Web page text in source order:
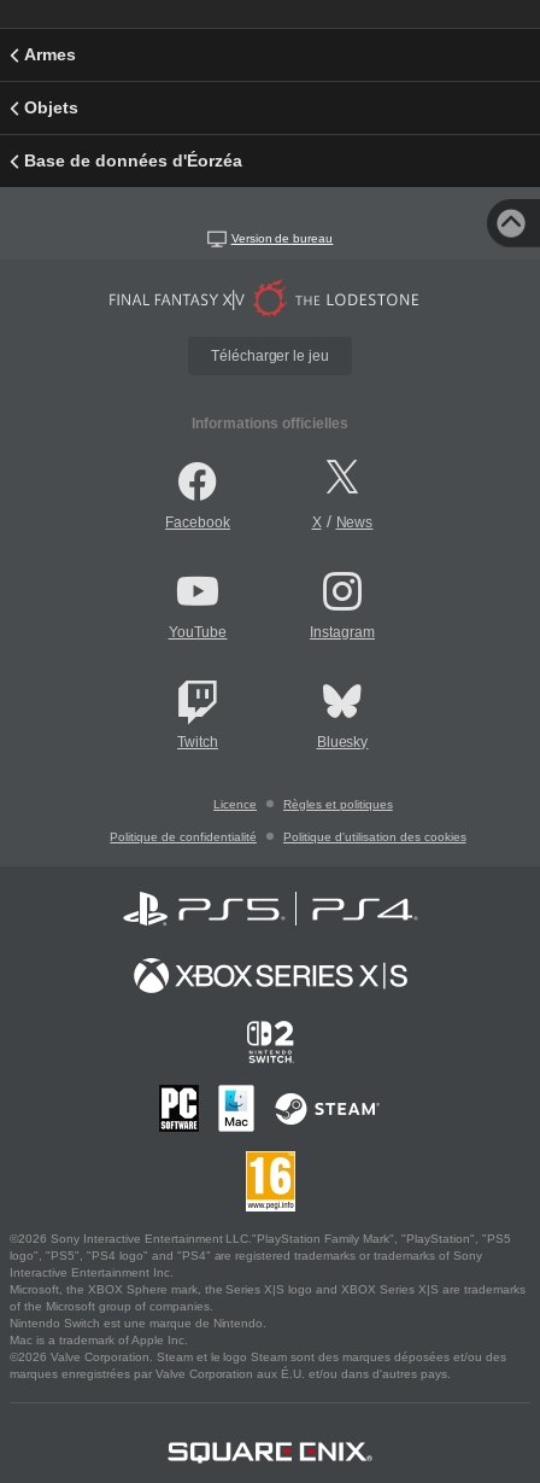
Armes
Objets
Base de données d'Éorzéa
Version de bureau
Télécharger le jeu
Informations officielles
Facebook X/ News
YouTube Instagram
Twitch Bluesky
Licence Règles et politiques
Politique de confidentialité Politique d'utilisation des cookies
©2026 Sony Interactive Entertainment LLC."PlayStation Family Mark", "PlayStation", "PS5
logo", "PS5", "PS4 logo" and "PS4" are registered trademarks or trademarks of Sony
Interactive Entertainment Inc.
Microsoft, the XBOX Sphere mark, the Series X|S logo and XBOX Series X|S are trademarks
of the Microsoft group of companies.
Nintendo Switch est une marque de Nintendo.
Mac is a trademark of Apple Inc.
©2026 Valve Corporation. Steam et le logo Steam sont des marques déposées et/ou des
marques enregistrées par Valve Corporation aux É.U. et/ou dans d'autres pays.